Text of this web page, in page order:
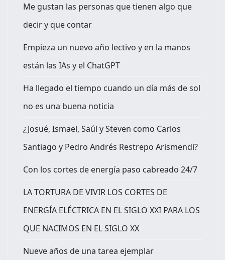
Me gustan las personas que tienen algo que
decir y que contar
Empieza un nuevo año lectivo y en la manos
están las IAs y el ChatGPT
Ha llegado el tiempo cuando un día más de sol
no es una buena noticia
¿Josué, Ismael, Saúl y Steven como Carlos
Santiago y Pedro Andrés Restrepo Arismendi?
Con los cortes de energía paso cabreado 24/7
LA TORTURA DE VIVIR LOS CORTES DE
ENERGÍA ELÉCTRICA EN EL SIGLO XXI PARA LOS
QUE NACIMOS EN EL SIGLO XX
Nueve años de una tarea ejemplar